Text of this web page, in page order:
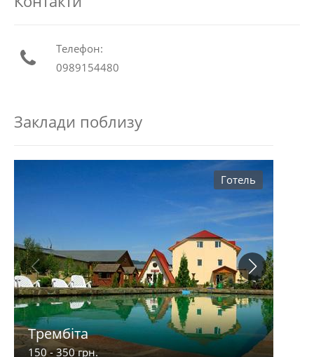
Телефон:
0989154480
Заклади поблизу
Готель
Трембіта
150 - 350 грн.